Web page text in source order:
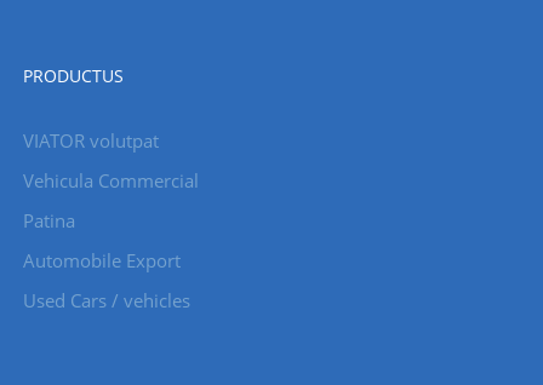
PRODUCTUS
VIATOR volutpat
Vehicula Commercial
Patina
Automobile Export
Used Cars / vehicles